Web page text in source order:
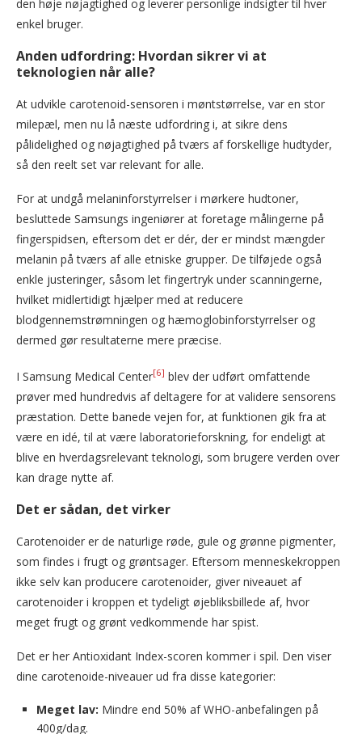
den høje nøjagtighed og leverer personlige indsigter til hver
enkel bruger.
Anden udfordring: Hvordan sikrer vi at
teknologien når alle?
At udvikle carotenoid-sensoren i møntstørrelse, var en stor
milepæl, men nu lå næste udfordring i, at sikre dens
pålidelighed og nøjagtighed på tværs af forskellige hudtyder,
så den reelt set var relevant for alle.
For at undgå melaninforstyrrelser i mørkere hudtoner,
besluttede Samsungs ingeniører at foretage målingerne på
fingerspidsen, eftersom det er dér, der er mindst mængder
melanin på tværs af alle etniske grupper. De tilføjede også
enkle justeringer, såsom let fingertryk under scanningerne,
hvilket midlertidigt hjælper med at reducere
blodgennemstrømningen og hæmoglobinforstyrrelser og
dermed gør resultaterne mere præcise.
I Samsung Medical Center[6] blev der udført omfattende
prøver med hundredvis af deltagere for at validere sensorens
præstation. Dette banede vejen for, at funktionen gik fra at
være en idé, til at være laboratorieforskning, for endeligt at
blive en hverdagsrelevant teknologi, som brugere verden over
kan drage nytte af.
Det er sådan, det virker
Carotenoider er de naturlige røde, gule og grønne pigmenter,
som findes i frugt og grøntsager. Eftersom menneskekroppen
ikke selv kan producere carotenoider, giver niveauet af
carotenoider i kroppen et tydeligt øjebliksbillede af, hvor
meget frugt og grønt vedkommende har spist.
Det er her Antioxidant Index-scoren kommer i spil. Den viser
dine carotenoide-niveauer ud fra disse kategorier:
Meget lav: Mindre end 50% af WHO-anbefalingen på
400g/dag.